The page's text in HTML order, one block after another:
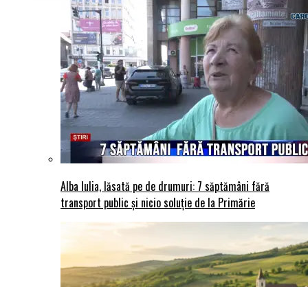
Alba Iulia, lăsată pe de drumuri: 7 săptămâni fără
transport public și nicio soluție de la Primărie